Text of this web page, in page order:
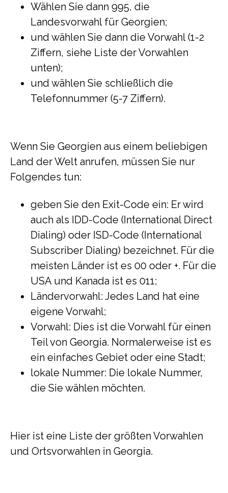
Wählen Sie dann 995, die
Landesvorwahl für Georgien;
und wählen Sie dann die Vorwahl (1-2
Ziffern, siehe Liste der Vorwahlen
unten);
und wählen Sie schließlich die
Telefonnummer (5-7 Ziffern).
Wenn Sie Georgien aus einem beliebigen
Land der Welt anrufen, müssen Sie nur
Folgendes tun:
geben Sie den Exit-Code ein: Er wird
auch als IDD-Code (International Direct
Dialing) oder ISD-Code (International
Subscriber Dialing) bezeichnet. Für die
meisten Länder ist es 00 oder +. Für die
USA und Kanada ist es 011;
Ländervorwahl: Jedes Land hat eine
eigene Vorwahl;
Vorwahl: Dies ist die Vorwahl für einen
Teil von Georgia. Normalerweise ist es
ein einfaches Gebiet oder eine Stadt;
lokale Nummer: Die lokale Nummer,
die Sie wählen möchten.
Hier ist eine Liste der größten Vorwahlen
und Ortsvorwahlen in Georgia.